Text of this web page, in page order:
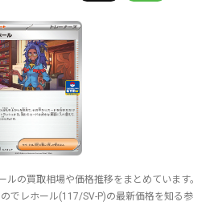
の買取相場や価格推移をまとめています。
でレホール(117/SV-P)の最新価格を知る参